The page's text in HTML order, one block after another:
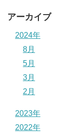
アーカイブ
2024年
8月
5月
3月
2月
2023年
2022年